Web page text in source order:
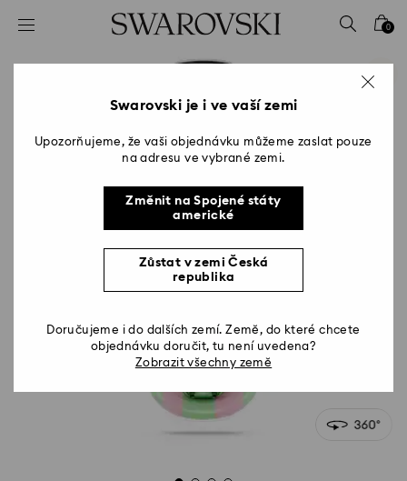
Seznam přístupových kódů 0
Swarovski je i ve vaší zemi
Upozorňujeme, že vaši objednávku můžeme zaslat pouze
na adresu ve vybrané zemi.
Změnit na Spojené státy
americké
Zůstat v zemi Česká
republika
Doručujeme i do dalších zemí. Země, do které chcete
objednávku doručit, tu není uvedena?
Zobrazit všechny země